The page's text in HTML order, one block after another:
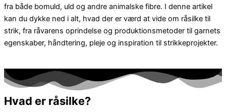
fra både bomuld, uld og andre animalske fibre. I denne artikel
kan du dykke ned i alt, hvad der er værd at vide om råsilke til
strik, fra råvarens oprindelse og produktionsmetoder til garnets
egenskaber, håndtering, pleje og inspiration til strikkeprojekter.
Hvad er råsilke?